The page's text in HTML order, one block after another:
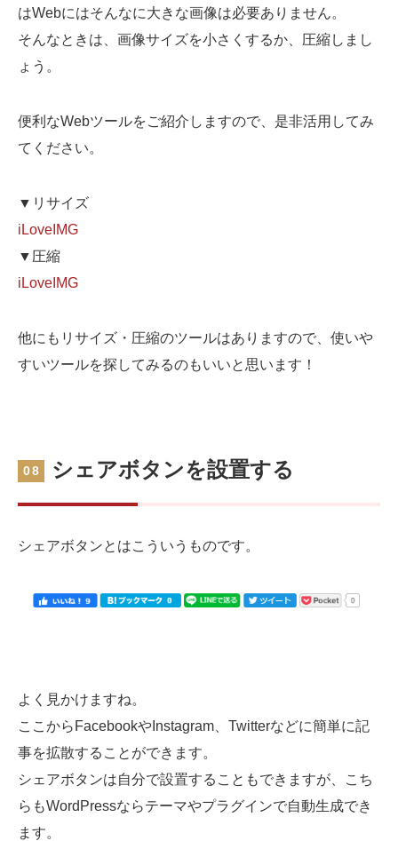
はWebにはそんなに大きな画像は必要ありません。
そんなときは、画像サイズを小さくするか、圧縮しまし
ょう。
便利なWebツールをご紹介しますので、是非活用してみ
てください。
▼リサイズ
iLoveIMG
▼圧縮
iLoveIMG
他にもリサイズ・圧縮のツールはありますので、使いや
すいツールを探してみるのもいいと思います！
08 シェアボタンを設置する
シェアボタンとはこういうものです。
よく見かけますね。
ここからFacebookやInstagram、Twitterなどに簡単に記
事を拡散することができます。
シェアボタンは自分で設置することもできますが、こち
らもWordPressならテーマやプラグインで自動生成でき
ます。